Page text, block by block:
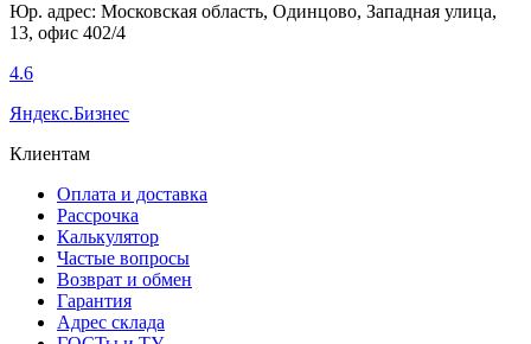
Юр. адрес: Московская область, Одинцово, Западная улица,
13, офис 402/4
4.6
Яндекс.Бизнес
Клиентам
Оплата и доставка
Рассрочка
Калькулятор
Частые вопросы
Возврат и обмен
Гарантия
Адрес склада